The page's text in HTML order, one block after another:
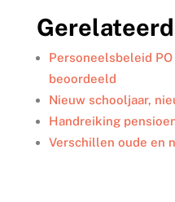
e
d
I
n
b
o
o
k
t
e
r
l
n
Personeelsbeleid
beoordeeld
Nieuw schooljaar,
Handreiking
Verschillen oude en